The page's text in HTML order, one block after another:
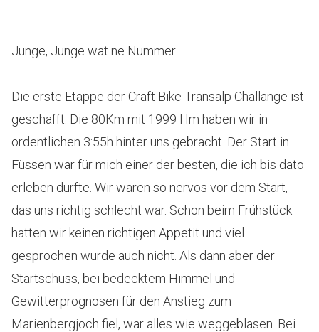
Junge, Junge wat ne Nummer…
Die erste Etappe der Craft Bike Transalp Challange ist
geschafft. Die 80Km mit 1999 Hm haben wir in
ordentlichen 3:55h hinter uns gebracht. Der Start in
Füssen war für mich einer der besten, die ich bis dato
erleben durfte. Wir waren so nervös vor dem Start,
das uns richtig schlecht war. Schon beim Frühstück
hatten wir keinen richtigen Appetit und viel
gesprochen wurde auch nicht. Als dann aber der
Startschuss, bei bedecktem Himmel und
Gewitterprognosen für den Anstieg zum
Marienbergjoch fiel, war alles wie weggeblasen. Bei